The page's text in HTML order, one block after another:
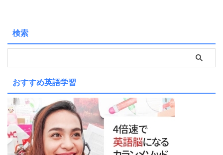
検索
おすすめ英語学習